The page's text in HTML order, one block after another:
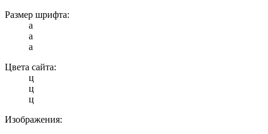
Размер шрифта:
a
a
a
Цвета сайта:
ц
ц
ц
Изображения: